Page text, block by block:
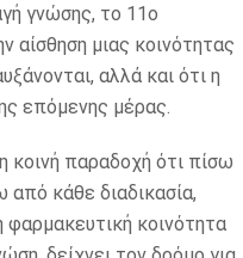
γνώσης, το 11ο
αίσθηση μιας κοινότητας
αλλά και ότι η
επόμενης μέρας.
κοινή παραδοχή ότι πίσω
κάθε διαδικασία,
κοινότητα